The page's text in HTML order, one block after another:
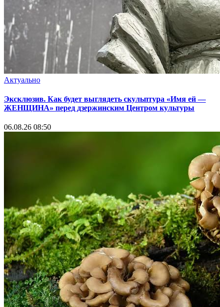
Актуально
Эксклюзив. Как будет выглядеть скульптура «Имя ей —
ЖЕНЩИНА» перед дзержинским Центром культуры
06.08.26 08:50